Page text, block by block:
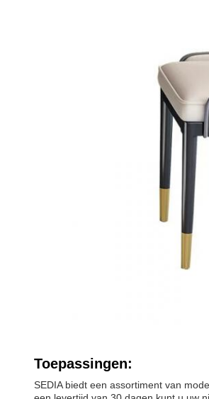
Toepassingen:
SEDIA biedt een assortiment van